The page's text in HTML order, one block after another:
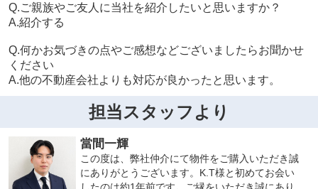
Q.ご親族やご友人に当社を紹介したいと思いますか？
A.紹介する
Q.何かお気づきの点やご感想などございましたらお聞かせ
ください
A.他の不動産会社よりも対応が良かったと思います。
担当スタッフより
當間一輝
この度は、弊社仲介にて物件をご購入いただき誠
にありがとうございます。K.T様と初めてお会い
したのは約1年前です。ご縁をいただき誠にあり